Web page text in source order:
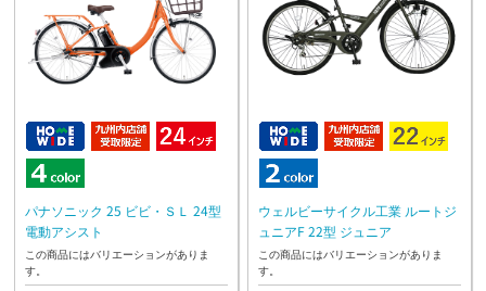
パナソニック 25 ビビ・ＳＬ 24型
電動アシスト
この商品にはバリエーションがありま
す。
ウェルビーサイクル工業 ルートジ
ュニアF 22型 ジュニア
この商品にはバリエーションがありま
す。